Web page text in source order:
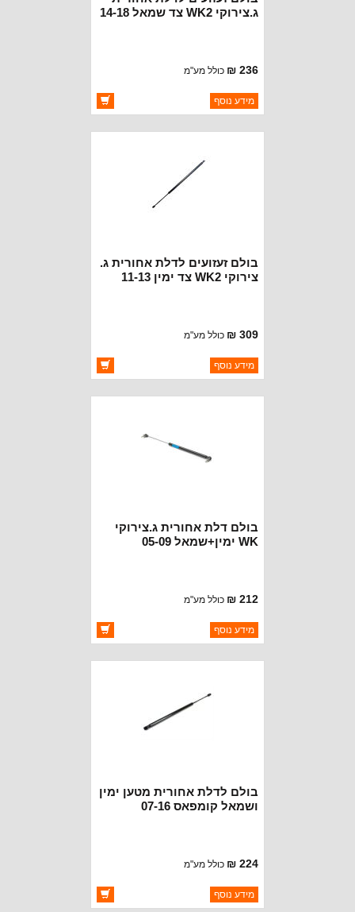
ג.צירוקי WK2 צד שמאל 14-18
236 ₪ כולל מע"מ
ברקוד: 68165050AC
יצרן:CROWN AUTOMOTIVE
מידע נוסף
בולם זעזועים לדלת אחורית ג.
צירוקי WK2 צד ימין 11-13
309 ₪ כולל מע"מ
ברקוד: 68079364AC
יצרן:CROWN AUTOMOTIVE
מידע נוסף
בולם דלת אחורית ג.צירוקי
WK ימין+שמאל 05-09
212 ₪ כולל מע"מ
ברקוד: 55394322AB
יצרן:CROWN AUTOMOTIVE
מידע נוסף
בולם לדלת אחורית מטען ימין
ושמאל קומפאס 07-16
224 ₪ כולל מע"מ
ברקוד: 5109514AB
יצרן:CROWN AUTOMOTIVE
מידע נוסף